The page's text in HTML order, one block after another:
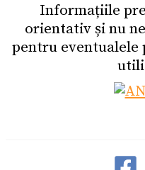
Informațiile
orientativ și nu
pentru eventualele